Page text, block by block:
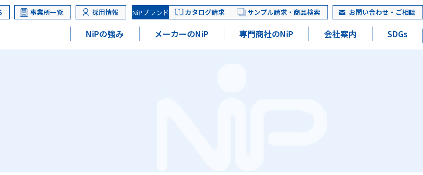
事業所一覧 採用情報 NiPブランド カタログ請求 サンプル請求・商品検索 お問い合わせ・ご相談
NiPの強み メーカーのNiP 専門商社のNiP 会社案内 SDGs